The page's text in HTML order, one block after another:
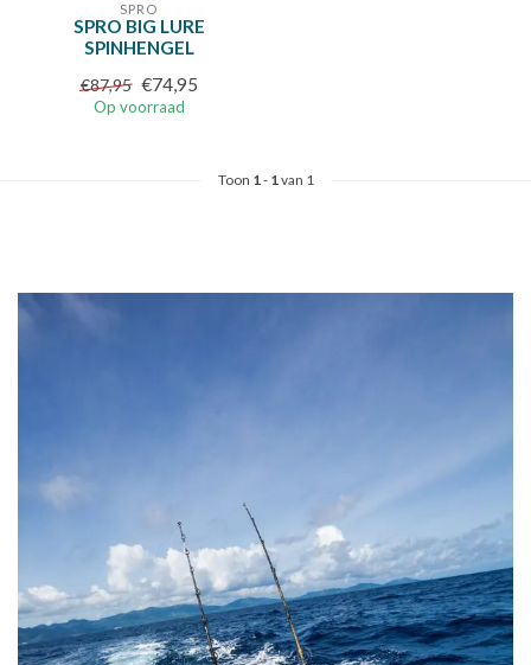
SPRO
SPRO BIG LURE
SPINHENGEL
€87,95 €74,95
Op voorraad
Toon 1- 1van 1